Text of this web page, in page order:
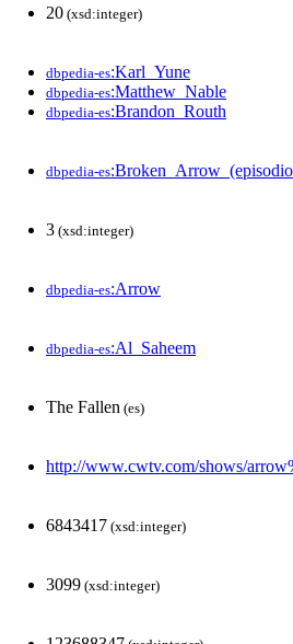
20 (xsd:integer)
dbpedia-es:Karl_Yune
dbpedia-es:Matthew_Nable
dbpedia-es:Brandon_Routh
dbpedia-es
3 (xsd:integer)
dbpedia-es:Arrow
dbpedia-es:Al_Saheem
The Fallen (es)
http://www.cwtv.com/shows/
6843417 (xsd:integer)
3099 (xsd:integer)